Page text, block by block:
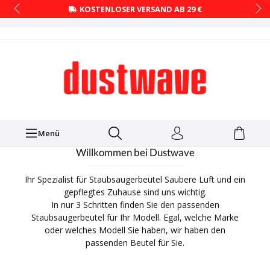
KOSTENLOSER VERSAND AB 29 €
Menü
Willkommen bei Dustwave
Ihr Spezialist für Staubsaugerbeutel Saubere Luft und ein
gepflegtes Zuhause sind uns wichtig.
In nur 3 Schritten finden Sie den passenden
Staubsaugerbeutel für Ihr Modell. Egal, welche Marke
oder welches Modell Sie haben, wir haben den
passenden Beutel für Sie.